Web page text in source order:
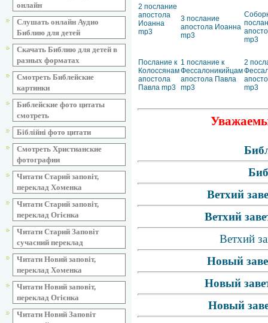
онлайн
Слушать онлайн Аудио
Библию для детей
Скачать Библию для детей в
разных форматах
Смотреть Библейские
картинки
Библейские фото цитаты
смотреть
Біблійні фото цитати
Смотреть Христианские
фотографии
Читати Старий заповіт,
переклад Хоменка
Читати Старий заповіт,
переклад Огієнка
Читати Старий Заповіт
сучасний переклад
Читати Новий заповіт,
переклад Хоменка
Читати Новий заповіт,
переклад Огієнка
Читати Новий Заповіт
2 послание
апостола
Иоанна
mp3
3 послание
апостола Иоанна
mp3
mp3
Послание к
Колоссянам
апостола
Павла mp3
1 послание к
Фессалоникийцам
апостола Павла
mp3
2
mp3
Ветхий
Ветхий
Ветхий
Новый
Новый
Новый